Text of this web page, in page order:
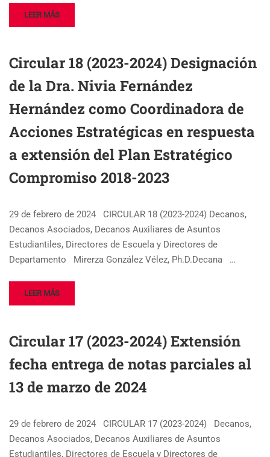
LEER MÁS
Circular 18 (2023-2024) Designación
de la Dra. Nivia Fernández
Hernández como Coordinadora de
Acciones Estratégicas en respuesta
a extensión del Plan Estratégico
Compromiso 2018-2023
29 de febrero de 2024 CIRCULAR 18 (2023-2024) Decanos,
Decanos Asociados, Decanos Auxiliares de Asuntos
Estudiantiles, Directores de Escuela y Directores de
Departamento Mirerza González Vélez, Ph.D.Decana …
LEER MÁS
Circular 17 (2023-2024) Extensión
fecha entrega de notas parciales al
13 de marzo de 2024
29 de febrero de 2024 CIRCULAR 17 (2023-2024) Decanos,
Decanos Asociados, Decanos Auxiliares de Asuntos
Estudiantiles, Directores de Escuela y Directores de